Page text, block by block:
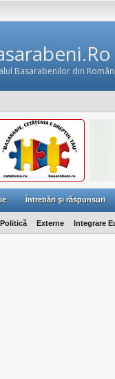
Basarabenilor din
Întrebări şi răspunsuri
Politică Externe Integrare